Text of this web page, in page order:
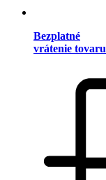
Bezplatné
vrátenie tovaru